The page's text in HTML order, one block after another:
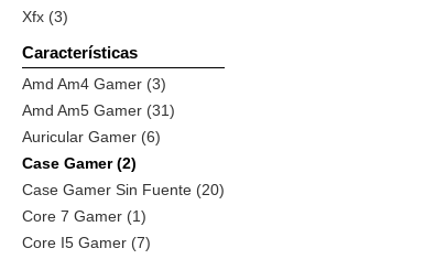
Xfx (3)
Características
Amd Am4 Gamer (3)
Amd Am5 Gamer (31)
Auricular Gamer (6)
Case Gamer (2)
Case Gamer Sin Fuente (20)
Core 7 Gamer (1)
Core I5 Gamer (7)